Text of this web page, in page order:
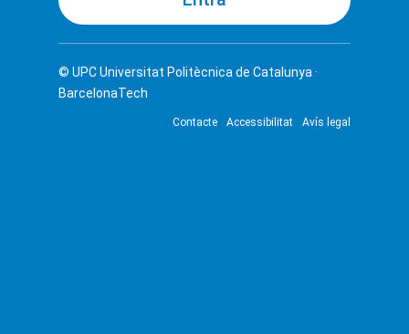
© UPCUniversitat Politècnica de Catalunya ·
BarcelonaTech
Contacte Accessibilitat Avís legal